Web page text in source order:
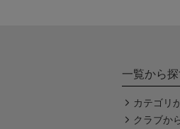
一覧から
カテゴリ
クラブか